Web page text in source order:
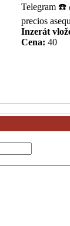
Telegram ☎️
precios
Inzerát
Cena: 40